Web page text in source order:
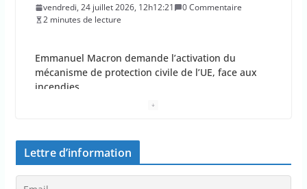
vendredi, 24 juillet 2026, 12h12:21
0 Commentaire
2 minutes de lecture
Emmanuel Macron demande l’activation du
mécanisme de protection civile de l’UE, face aux
incendies
vendredi, 24 juillet 2026, 11h11:08
La Haute Autorité de santé veut rendre obligatoire
professionnels de santé
Lettre d’information